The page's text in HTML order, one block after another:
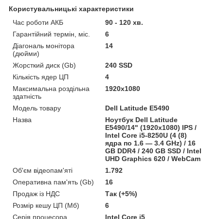
Користувальницькі характеристики
Час роботи АКБ
90 - 120 хв.
Гарантійний термін, міс.
6
Діагональ монітора
(дюйми)
14
Жорсткий диск (Gb)
240 SSD
Кількість ядер ЦП
4
Максимальна роздільна
здатність
1920x1080
Модель товару
Dell Latitude E5490
Назва
Ноутбук Dell Latitude
E5490/14" (1920x1080) IPS /
Intel Core i5-8250U (4 (8)
ядра по 1.6 — 3.4 GHz) / 16
GB DDR4 / 240 GB SSD / Intel
UHD Graphics 620 / WebCam
Об'єм відеопам'яті
1.792
Оперативна пам'ять (Gb)
16
Продаж із НДС
Так (+5%)
Розмір кешу ЦП (Мб)
6
Серія процесора
Intel Core i5